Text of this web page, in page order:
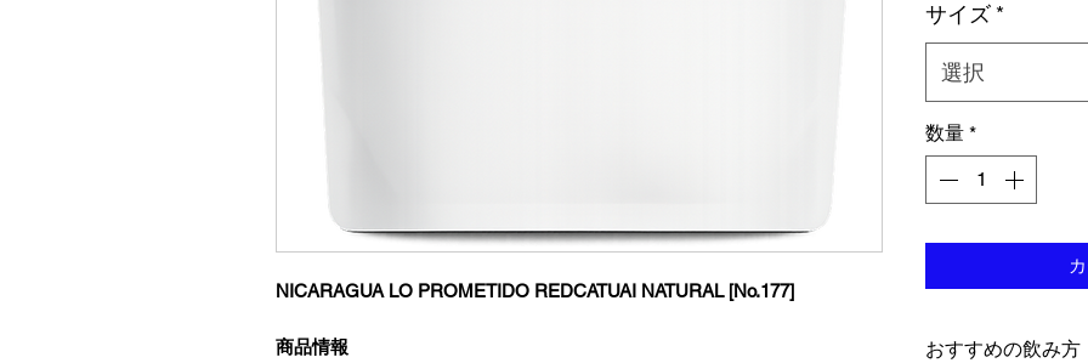
NICARAGUA LO PROMETIDO REDCATUAI NATURAL [No.177]
商品情報
サイズ *
選択
数量 *
おすすめの飲み方